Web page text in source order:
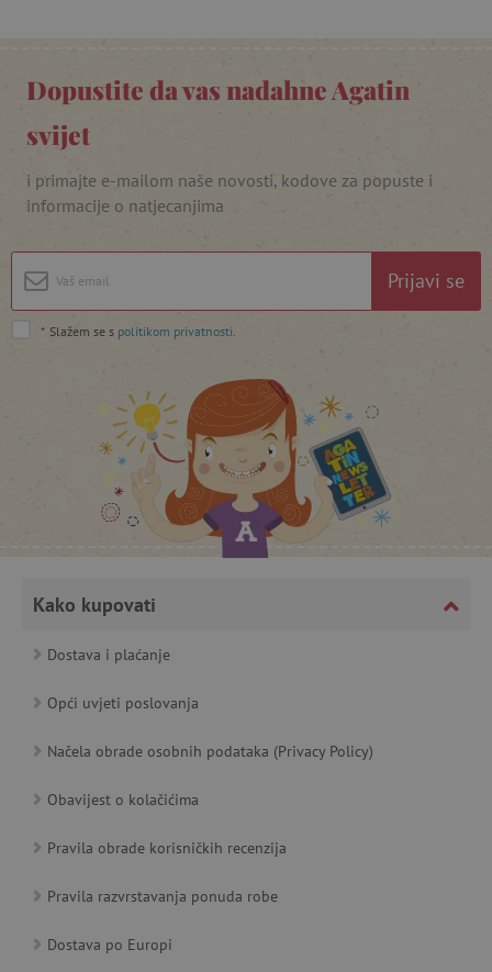
Dopustite da vas nadahne Agatin
svijet
i primajte e-mailom naše novosti, kodove za popuste i
informacije o natjecanjima
Prijavi se
* Slažem se s politikom privatnosti
Kako kupovati
Dostava i plaćanje
Opći uvjeti poslovanja
Načela obrade osobnih podataka (Privacy Policy)
Obavijest o kolačićima
Pravila obrade korisničkih recenzija
Pravila razvrstavanja ponuda robe
Dostava po Europi
lastVisitedProduct
.agatinsvijet.hr
featureFlagCheckoutExperimentVariant www.agatinsvijet.hr
product_filter_remember www.agatinsvijet.hr
PHPSESSID
__cf_bm